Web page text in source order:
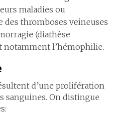
maladies ou
des thromboses veineuses
(diathèse
notamment l’hémophilie.
d’une prolifération
sanguines. On distingue